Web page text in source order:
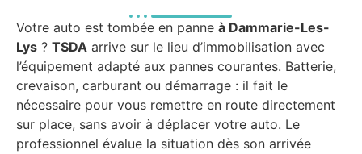
Votre auto est tombée en panne à Dammarie-Les-
Lys ? TSDA arrive sur le lieu d’immobilisation avec
l’équipement adapté aux pannes courantes. Batterie,
crevaison, carburant ou démarrage : il fait le
nécessaire pour vous remettre en route directement
sur place, sans avoir à déplacer votre auto. Le
professionnel évalue la situation dès son arrivée